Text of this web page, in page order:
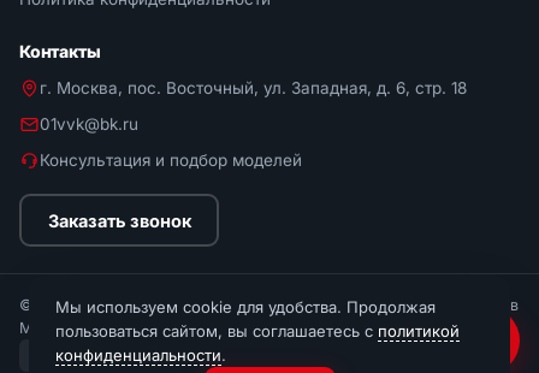
Контакты
г. Москва, пос. Восточный, ул. Западная, д. 6, стр. 18
01vvk@bk.ru
Консультация и подбор моделей
Заказать звонок
© 2026 Мир Стремянок. Интернет-магазин стремянок и лестниц в
Москве.
МИР СБП Visa Mastercard
Мы используем cookie для удобства. Продолжая
пользоваться сайтом, вы соглашаетесь с политикой
конфиденциальности.